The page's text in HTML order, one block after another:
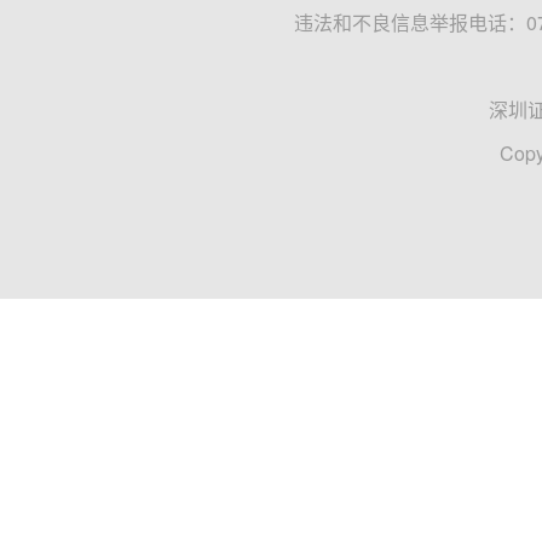
违法和不良信息举报电话：
深圳